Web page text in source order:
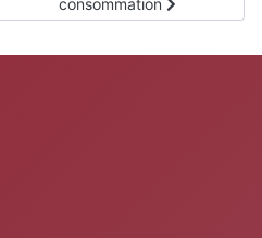
consommation